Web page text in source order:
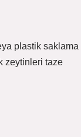
plastik saklama
zeytinleri taze